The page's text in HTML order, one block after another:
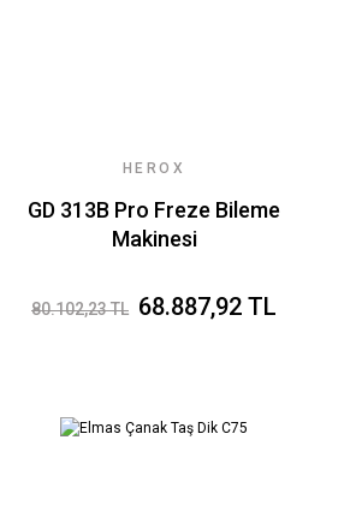
HEROX
GD 313B Pro Freze Bileme
Makinesi
80.102,23 TL 68.887,92 TL